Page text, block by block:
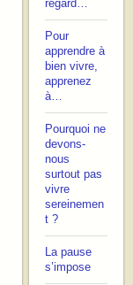
regard…
Pour
apprendre à
bien vivre,
apprenez
à…
Pourquoi ne
devons-
nous
surtout pas
vivre
sereinemen
t ?
La pause
s’impose